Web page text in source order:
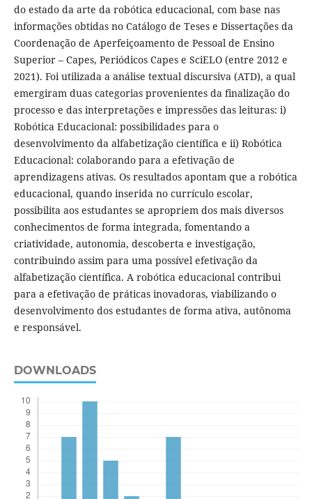
do estado da arte da robótica educacional, com base nas
informações obtidas no Catálogo de Teses e Dissertações da
Coordenação de Aperfeiçoamento de Pessoal de Ensino
Superior – Capes, Periódicos Capes e SciELO (entre 2012 e
2021). Foi utilizada a análise textual discursiva (ATD), a qual
emergiram duas categorias provenientes da finalização do
processo e das interpretações e impressões das leituras: i)
Robótica Educacional: possibilidades para o
desenvolvimento da alfabetização científica e ii) Robótica
Educacional: colaborando para a efetivação de
aprendizagens ativas. Os resultados apontam que a robótica
educacional, quando inserida no currículo escolar,
possibilita aos estudantes se apropriem dos mais diversos
conhecimentos de forma integrada, fomentando a
criatividade, autonomia, descoberta e investigação,
contribuindo assim para uma possível efetivação da
alfabetização científica. A robótica educacional contribui
para a efetivação de práticas inovadoras, viabilizando o
desenvolvimento dos estudantes de forma ativa, autônoma
e responsável.
DOWNLOADS